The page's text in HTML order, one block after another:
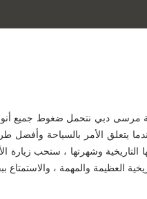
دبي نتحمل ضغوط جميع أنواع
يتعلق الأمر بالسياحة وأفضل
وشهرتها ، ستحب زيارة
والمهمة ، والاستمتاع